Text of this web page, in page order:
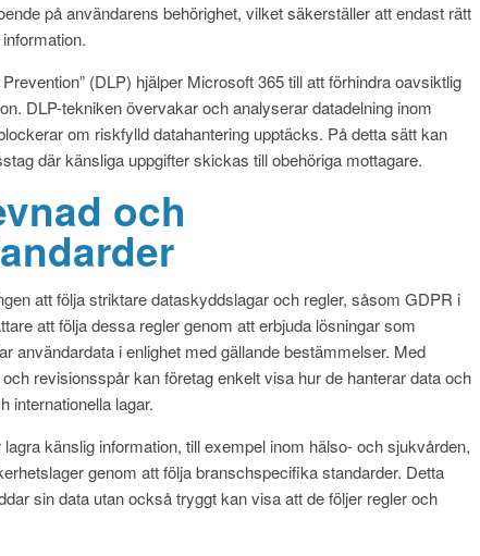
på användarens behörighet, vilket säkerställer att endast rätt
(DLP) hjälper Microsoft 365 till att förhindra oavsiktlig
DLP-tekniken övervakar och analyserar datadelning inom
om riskfylld datahantering upptäcks. På detta sätt kan
där känsliga uppgifter skickas till obehöriga mottagare.
och
att följa striktare dataskyddslagar och regler, såsom GDPR i
att följa dessa regler genom att erbjuda lösningar som
användardata i enlighet med gällande bestämmelser. Med
revisionsspår kan företag enkelt visa hur de hanterar data och
internationella lagar.
känslig information, till exempel inom hälso- och sjukvården,
genom att följa branschspecifika standarder. Detta
sin data utan också tryggt kan visa att de följer regler och